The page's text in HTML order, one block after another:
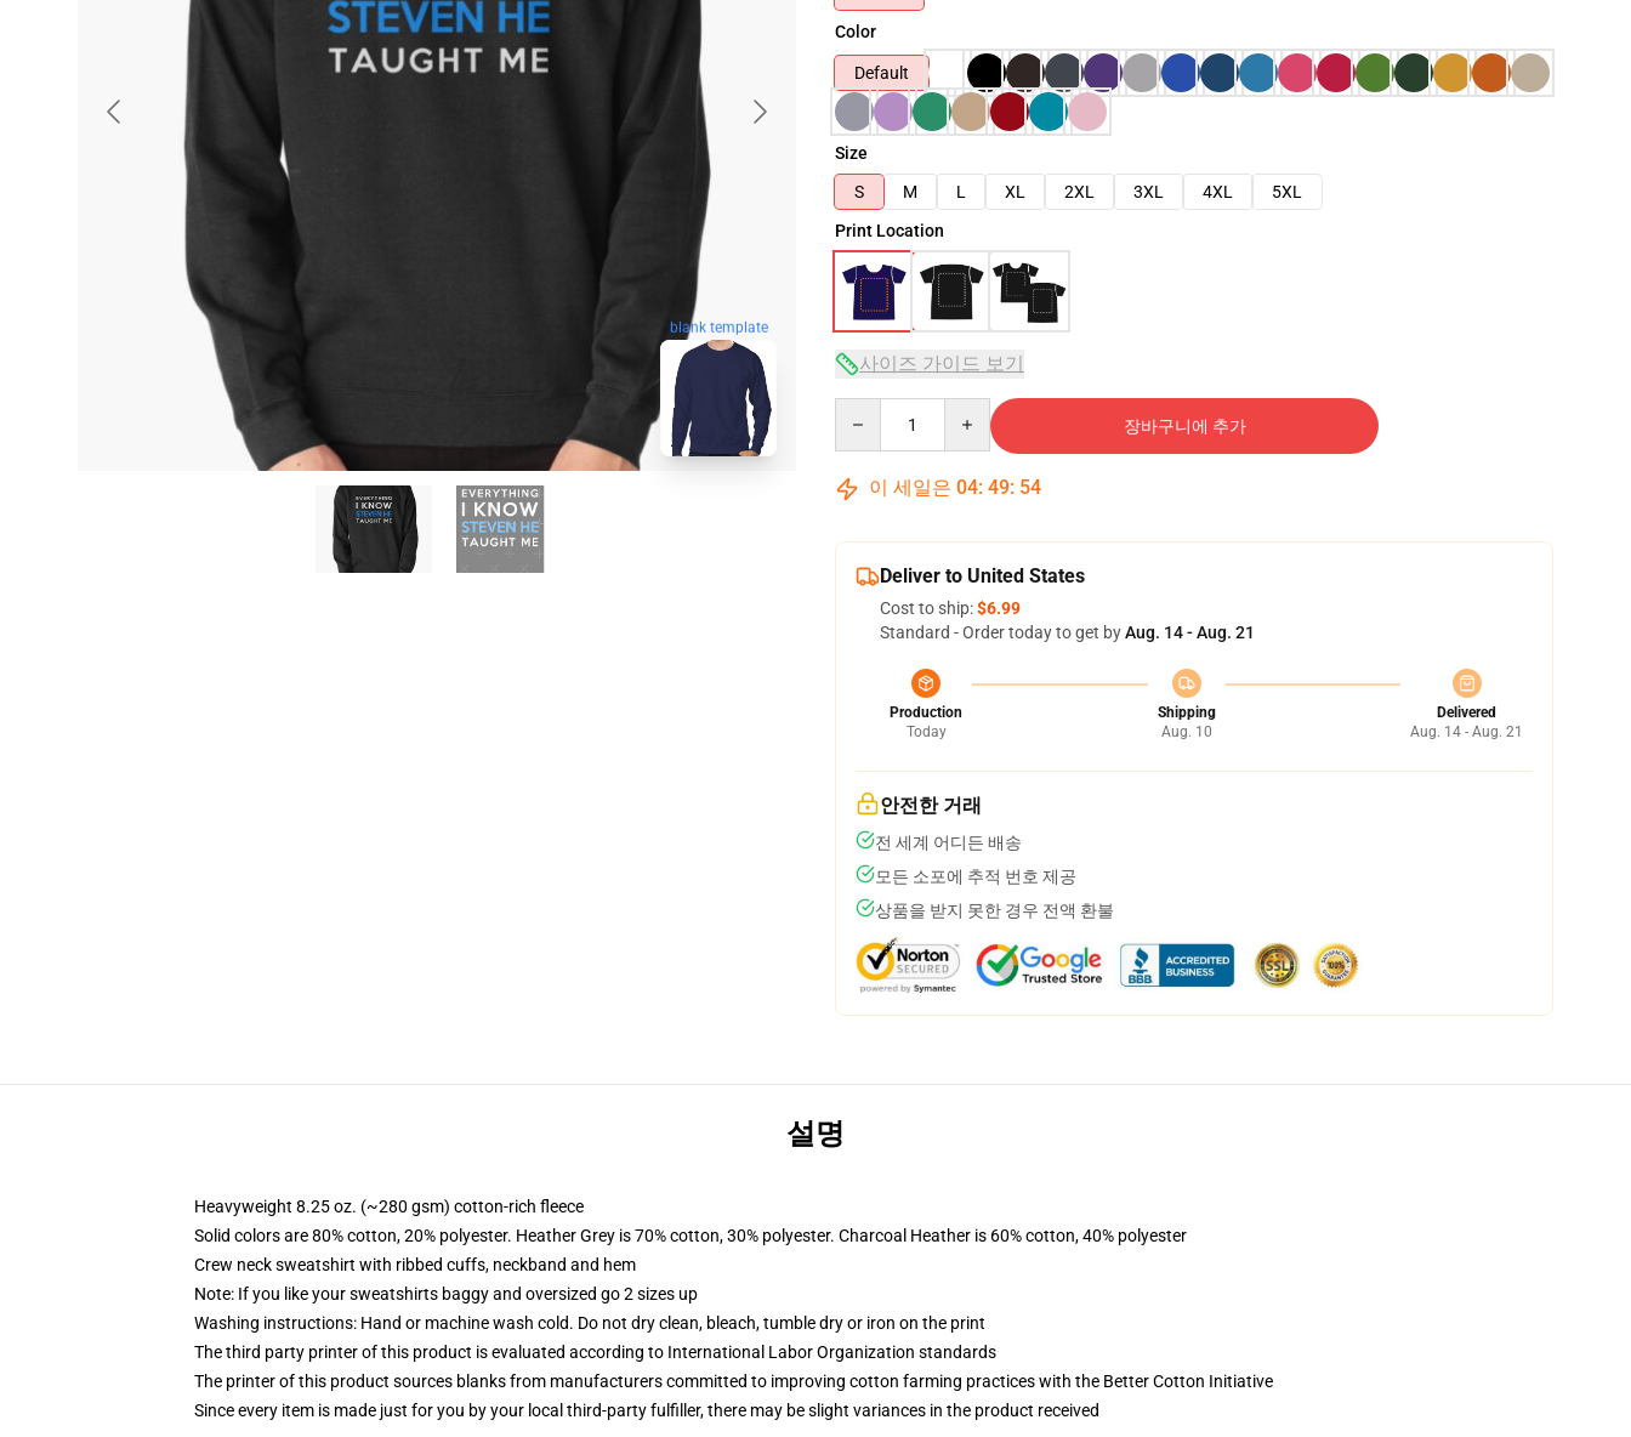
blank template
Color
Default
Size
S
M L XL 2XL 3XL 4XL
5XL
Print Location
사이즈 가이드 보기
장바구니에 추가
이 세일은 04: 49: 53
Deliver to United States
Cost to ship:$6.99
Standard - Order today to get byAug. 14 - Aug. 21
Production
Today
Shipping
Aug. 10
Delivered
Aug. 14 - Aug. 21
안전한 거래
전 세계 어디든 배송
모든 소포에 추적 번호 제공
상품을 받지 못한 경우 전액 환불
설명
Heavyweight 8.25 oz. (~280 gsm) cotton-rich fleece
Solid colors are 80% cotton, 20% polyester. Heather Grey is 70% cotton, 30% polyester. Charcoal Heather is 60% cotton, 40% polyester
Crew neck sweatshirt with ribbed cuffs, neckband and hem
Note: If you like your sweatshirts baggy and oversized go 2 sizes up
Washing instructions: Hand or machine wash cold. Do not dry clean, bleach, tumble dry or iron on the print
The third party printer of this product is evaluated according to International Labor Organization standards
The printer of this product sources blanks from manufacturers committed to improving cotton farming practices with the Better Cotton Initiative
Since every item is made just for you by your local third-party fulfiller, there may be slight variances in the product received